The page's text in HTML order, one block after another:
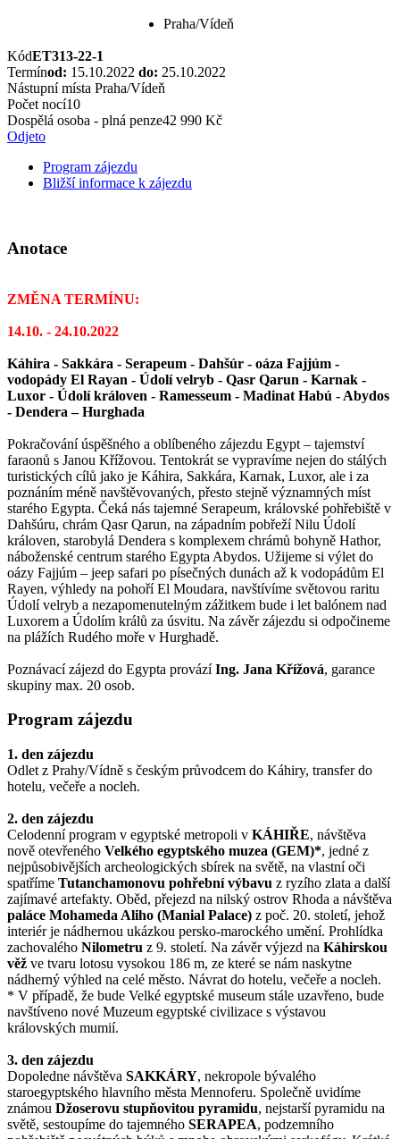
Praha/Vídeň
KódET313-22-1
Termínod: 15.10.2022 do: 25.10.2022
Nástupní místa Praha/Vídeň
Počet nocí10
Dospělá osoba - plná penze42 990 Kč
Odjeto
Program zájezdu
Bližší informace k zájezdu
Anotace
ZMĚNA TERMÍNU:
14.10. - 24.10.2022
Káhira - Sakkára - Serapeum - Dahšúr - oáza Fajjúm -
vodopády El Rayan - Údolí velryb - Qasr Qarun - Karnak -
Luxor - Údolí královen - Ramesseum - Madinat Habú - Abydos
- Dendera – Hurghada
Pokračování úspěšného a oblíbeného zájezdu Egypt – tajemství
faraonů s Janou Křížovou. Tentokrát se vypravíme nejen do stálých
turistických cílů jako je Káhira, Sakkára, Karnak, Luxor, ale i za
poznáním méně navštěvovaných, přesto stejně významných míst
starého Egypta. Čeká nás tajemné Serapeum, královské pohřebiště v
Dahšúru, chrám Qasr Qarun, na západním pobřeží Nilu Údolí
královen, starobylá Dendera s komplexem chrámů bohyně Hathor,
náboženské centrum starého Egypta Abydos. Užijeme si výlet do
oázy Fajjúm – jeep safari po písečných dunách až k vodopádům El
Rayen, výhledy na pohoří El Moudara, navštívíme světovou raritu
Údolí velryb a nezapomenutelným zážitkem bude i let balónem nad
Luxorem a Údolím králů za úsvitu. Na závěr zájezdu si odpočineme
na plážích Rudého moře v Hurghadě.
Poznávací zájezd do Egypta provázíIng. Jana Křížová, garance
skupiny max. 20 osob.
Program zájezdu
1. den zájezdu
Odlet z Prahy/Vídně s českým průvodcem do Káhiry, transfer do
hotelu, večeře a nocleh.
2. den zájezdu
Celodenní program v egyptské metropoli v KÁHIŘE, návštěva
nově otevřeného Velkého egyptského muzea (GEM)*, jedné z
nejpůsobivějších archeologických sbírek na světě, na vlastní oči
spatříme Tutanchamonovu pohřební výbavu z ryzího zlata a další
zajímavé artefakty. Oběd, přejezd na nilský ostrov Rhoda a návštěva
paláce Mohameda Aliho (Manial Palace) z poč. 20. století, jehož
interiér je nádhernou ukázkou persko-marockého umění. Prohlídka
zachovalého Nilometru z 9. století. Na závěr výjezd na Káhirskou
věž ve tvaru lotosu vysokou 186 m, ze které se nám naskytne
nádherný výhled na celé město. Návrat do hotelu, večeře a nocleh.
* V případě, že bude Velké egyptské museum stále uzavřeno, bude
navštíveno nové Muzeum egyptské civilizace s výstavou
královských mumií.
3. den zájezdu
Dopoledne návštěva SAKKÁRY, nekropole bývalého
staroegyptského hlavního města Mennoferu. Společně uvidíme
známou Džoserovu stupňovitou pyramidu, nejstarší pyramidu na
světě, sestoupíme do tajemného SERAPEA, podzemního